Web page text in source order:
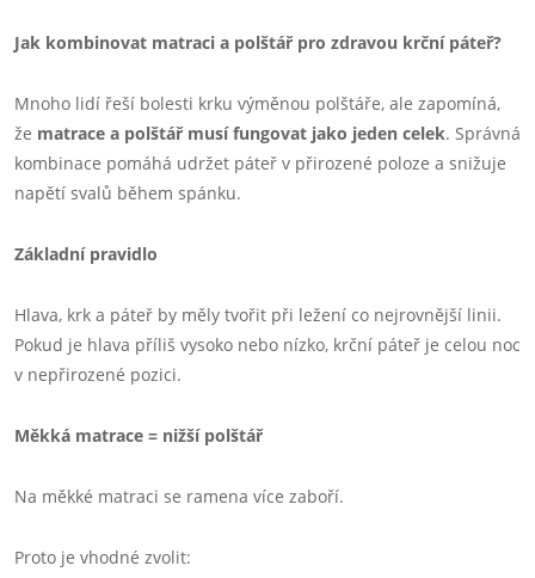
Jak kombinovat matraci a polštář pro zdravou krční páteř?
Mnoho lidí řeší bolesti krku výměnou polštáře, ale zapomíná,
že matrace a polštář musí fungovat jako jeden celek. Správná
kombinace pomáhá udržet páteř v přirozené poloze a snižuje
napětí svalů během spánku.
Základní pravidlo
Hlava, krk a páteř by měly tvořit při ležení co nejrovnější linii.
Pokud je hlava příliš vysoko nebo nízko, krční páteř je celou noc
v nepřirozené pozici.
Měkká matrace = nižší polštář
Na měkké matraci se ramena více zaboří.
Proto je vhodné zvolit: